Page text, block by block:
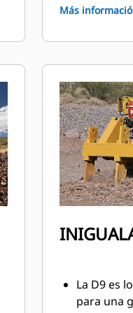
cargas de
una
dirección,
requieren
precisa.
Más
La D9 es
para una